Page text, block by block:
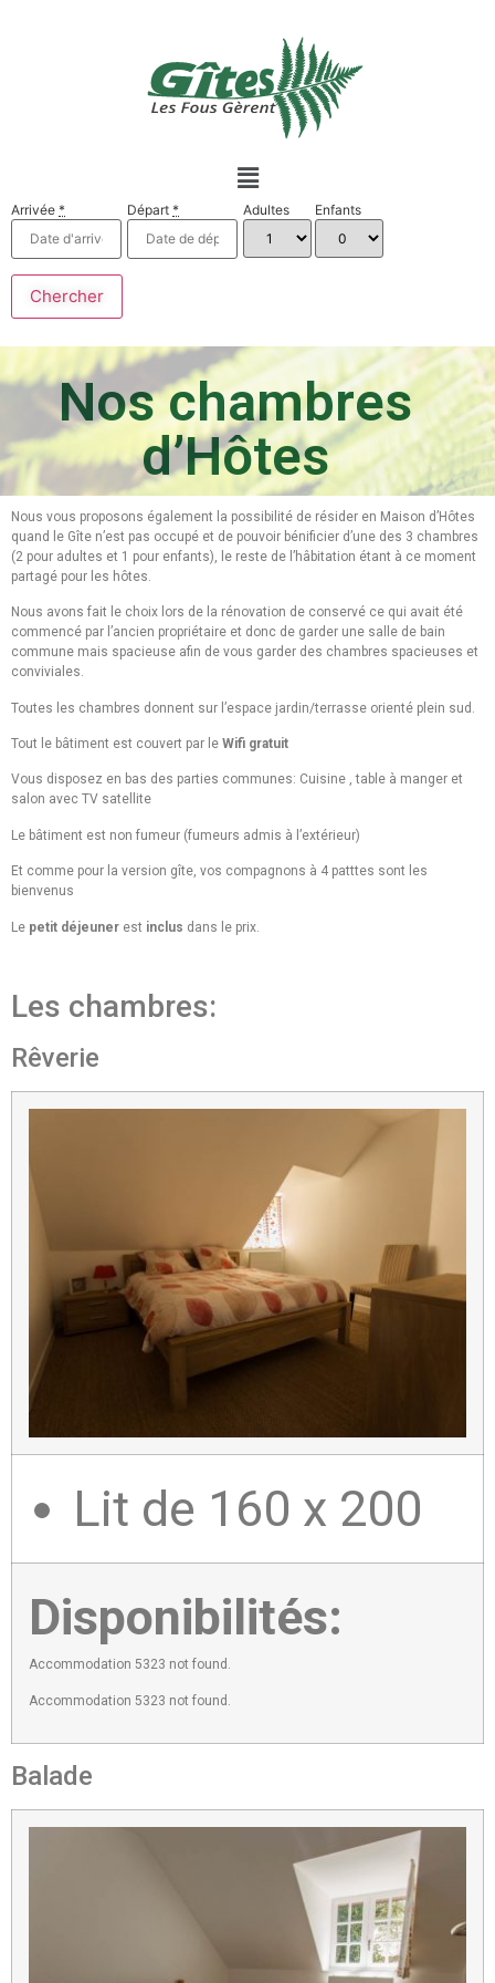
Arrivée * Départ * Adultes Enfants
Nos chambres
d’Hôtes
Nous vous proposons également la possibilité de résider en Maison d’Hôtes
quand le Gîte n’est pas occupé et de pouvoir bénificier d’une des 3 chambres
(2 pour adultes et 1 pour enfants), le reste de l’hâbitation étant à ce moment
partagé pour les hôtes.
Nous avons fait le choix lors de la rénovation de conservé ce qui avait été
commencé par l’ancien propriétaire et donc de garder une salle de bain
commune mais spacieuse afin de vous garder des chambres spacieuses et
conviviales.
Toutes les chambres donnent sur l’espace jardin/terrasse orienté plein sud.
Tout le bâtiment est couvert par le Wifi gratuit
Vous disposez en bas des parties communes: Cuisine , table à manger et
salon avec TV satellite
Le bâtiment est non fumeur (fumeurs admis à l’extérieur)
Et comme pour la version gîte, vos compagnons à 4 patttes sont les
bienvenus
Le petit déjeuner est inclus dans le prix.
Les chambres:
Rêverie
Lit de 160 x 200
Disponibilités:
Accommodation 5323 not found.
Accommodation 5323 not found.
Balade